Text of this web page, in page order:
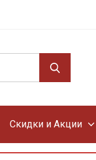
Скидки и Акции